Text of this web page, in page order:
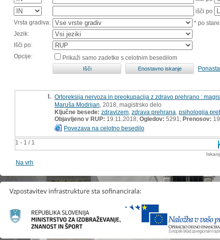
išči po
Vrsta gradiva:
* po
Jezik:
Išči po:
Opcije:
Prikaži samo zadetke s celotnim besedilom
1 - 1 / 1
1. Ortoreksija nervoza in preokupacija z zdravo prehrano :
Maruša Modrijan , 2018, magistrsko delo
Ključne besede: zdravizem zdrava prehrana psihologija
Objavljeno v RUP: 19.11.2018; Ogledov: 5291; Prenosov:
Povezava na celotno besedilo
Na vrh